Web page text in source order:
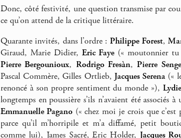
Donc, côté festivité, une question transmise par
ce qu’on attend de la critique littéraire.
Quarante invités, dans l’ordre :Philippe Forest,
Giraud, Marie Didier,Eric Faye (« moutonnier tu
Pierre Bergounioux, Rodrigo Fresàn,Pierre
Pascal Commère, Gilles Ortlieb, Jacques Serena(«
renoncé à son propre sentiment du monde »),
longtemps en poussière s’ils n’avaient été
Emmanuelle Pagano(« chez moi je crois que
parce qu’il m’horripile et m’a diffamé, petit
comme lui), James Sacré, Eric Holder, Jacques